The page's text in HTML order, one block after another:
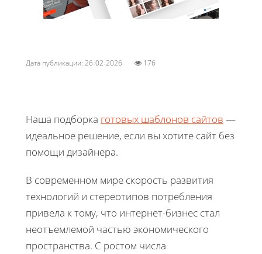
Дата публикации: 26-02-2026 176
Наша подборка готовых шаблонов сайтов —
идеальное решение, если вы хотите сайт без
помощи дизайнера.
В современном мире скорость развития
технологий и стереотипов потребления
привела к тому, что интернет-бизнес стал
неотъемлемой частью экономического
пространства. С ростом числа